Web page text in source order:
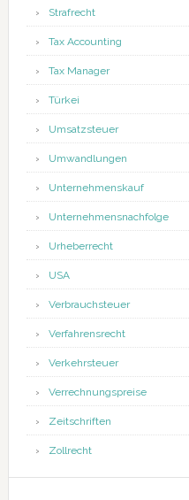
Strafrecht
Tax Accounting
Tax Manager
Türkei
Umsatzsteuer
Umwandlungen
Unternehmenskauf
Unternehmensnachfolge
Urheberrecht
USA
Verbrauchsteuer
Verfahrensrecht
Verkehrsteuer
Verrechnungspreise
Zeitschriften
Zollrecht